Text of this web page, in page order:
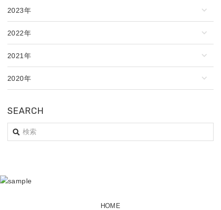
2023年
2022年
2021年
2020年
SEARCH
HOME